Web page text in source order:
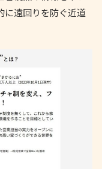
に遠回りを防ぐ近道